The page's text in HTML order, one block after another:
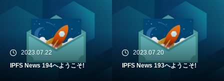
2023.07.22
IPFS News 194へようこそ!
2023.07.20
IPFS News 193へようこそ!